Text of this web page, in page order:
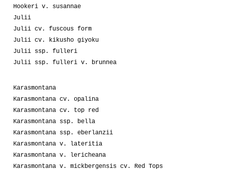
Hookeri v. susannae
Julii
Julii cv. fuscous form
Julii cv. kikusho giyoku
Julii ssp. fulleri
Julii ssp. fulleri v. brunnea
Karasmontana
Karasmontana cv. opalina
Karasmontana cv. top red
Karasmontana ssp. bella
Karasmontana ssp. eberlanzii
Karasmontana v. lateritia
Karasmontana v. lericheana
Karasmontana v. mickbergensis cv. Red Tops